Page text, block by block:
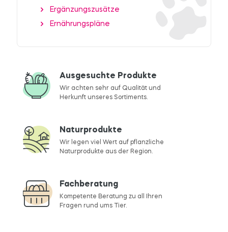
Ergänzungszusätze
Ernährungspläne
Ausgesuchte Produkte
Wir achten sehr auf Qualität und
Herkunft unseres Sortiments.
Naturprodukte
Wir legen viel Wert auf pflanzliche
Naturprodukte aus der Region.
Fachberatung
Kompetente Beratung zu all Ihren
Fragen rund ums Tier.